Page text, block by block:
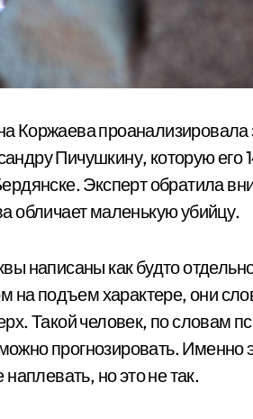
Коржаева
Пичушкину, которую его
Эксперт обратила
обличает маленькую убийцу.
написаны как будто
на подъем характере, они
Такой человек, по словам
прогнозировать. Именно
но это не так.